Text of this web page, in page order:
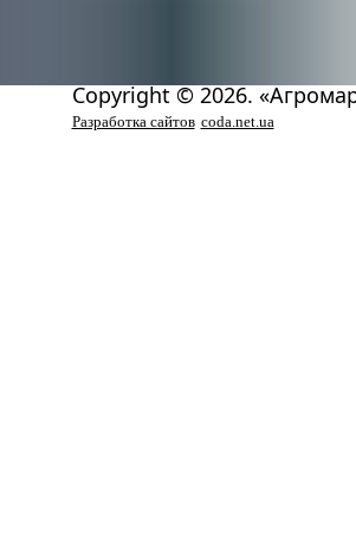
Copyright © 2026.
Разработка сайтов coda.net.ua